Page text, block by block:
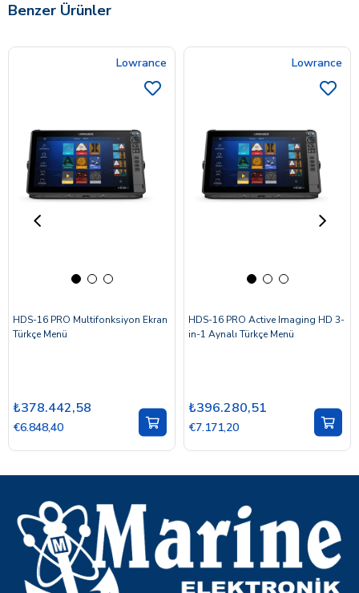
Benzer Ürünler
Lowrance
HDS-16 PRO Multifonksiyon Ekran
Türkçe Menü
₺378.442,58
€6.848,40
Lowrance
HDS-16 PRO Active Imaging HD 3-
in-1 Aynalı Türkçe Menü
₺396.280,51
€7.171,20